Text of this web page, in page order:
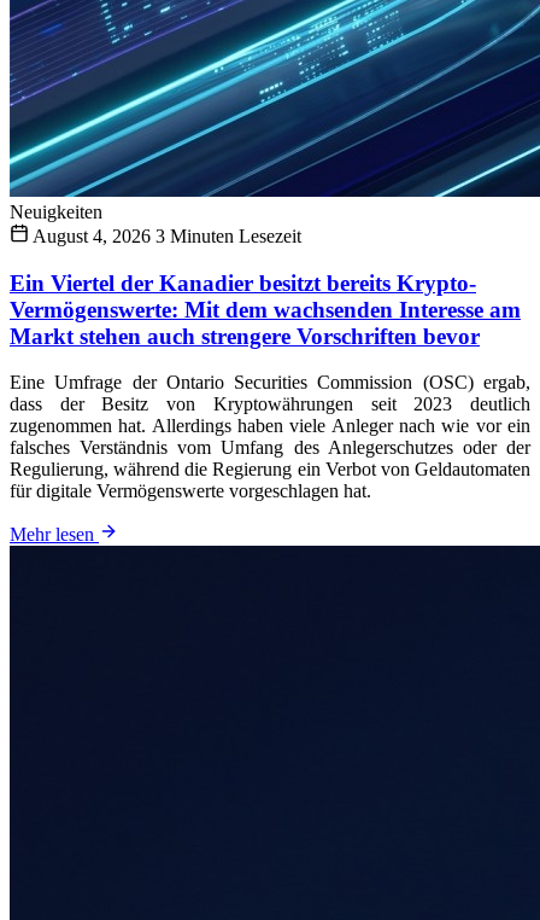
Neuigkeiten
August 4, 2026 3 Minuten Lesezeit
Ein Viertel der Kanadier besitzt bereits Krypto-
Vermögenswerte: Mit dem wachsenden Interesse am
Markt stehen auch strengere Vorschriften bevor
Eine Umfrage der Ontario Securities Commission (OSC) ergab,
dass der Besitz von Kryptowährungen seit 2023 deutlich
zugenommen hat. Allerdings haben viele Anleger nach wie vor ein
falsches Verständnis vom Umfang des Anlegerschutzes oder der
Regulierung, während die Regierung ein Verbot von Geldautomaten
für digitale Vermögenswerte vorgeschlagen hat.
Mehr lesen